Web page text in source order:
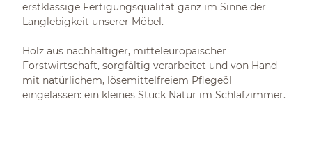
erstklassige Fertigungsqualität ganz im Sinne der
Langlebigkeit unserer Möbel.
Holz aus nachhaltiger, mitteleuropäischer
Forstwirtschaft, sorgfältig verarbeitet und von Hand
mit natürlichem, lösemittelfreiem Pflegeöl
eingelassen: ein kleines Stück Natur im Schlafzimmer.